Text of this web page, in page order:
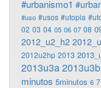
#urbanismo1
#uso #usos #utopia
02 03 04 05 06 07 08
2012_u2_h2
2012u2hp 2013
2013u3a2013u3b
minutos 5minutos 6 7